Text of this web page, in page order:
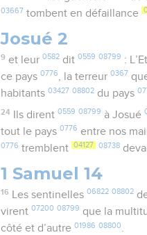
03667 tombent en défaillance
Josué 2
9 et leur 0582dit 0559 08799 :
ce pays0776, la terreur0367
habitants03427 08802 du pays
24 Ils dirent 0559 08799 à Josué
tout le pays0776 entre nos
0776 tremblent 04127 08738
1 Samuel 14
16 Les sentinelles 06822 08802
virent07200 08799 que la
côté et d’autre01986 08800.